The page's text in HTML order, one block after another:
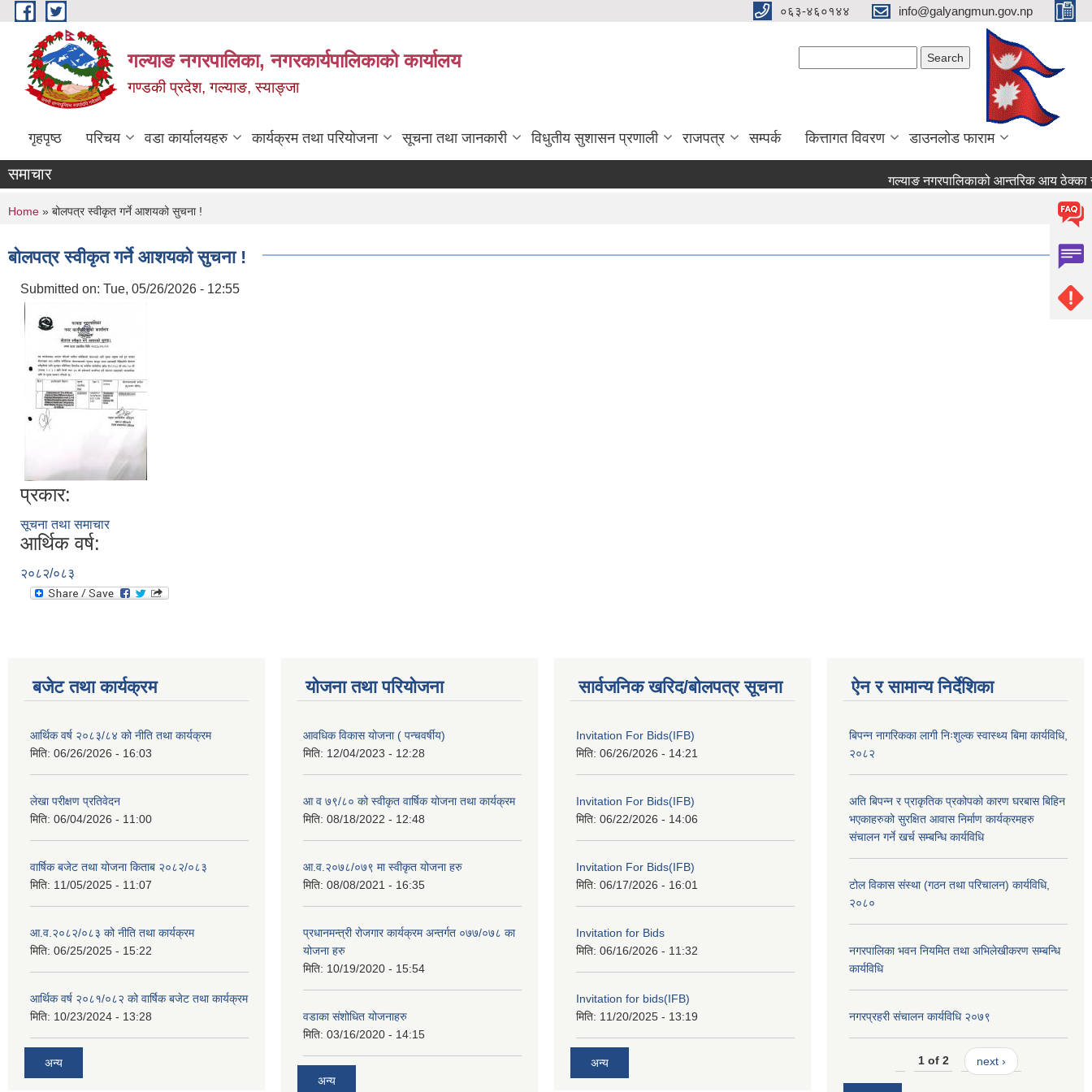
Skip to main content ०६३-४६०१४४ info@galyangmun.gov.np
गल्याङ नगरपालिका, नगरकार्यपालिकाको कार्यालय
गण्डकी प्रदेश, गल्याङ, स्याङ्जा
गृहपृष्ठ परिचय वडा कार्यालयहरु कार्यक्रम तथा परियोजना सूचना तथा जानकारी विधुतीय सुशासन प्रणाली राजपत्र सम्पर्क कित्तागत विवरण डाउनलोड फाराम
समाचार गल्याङ नगरपालिकाको आन्तरिक आय ठेक्का
You are here
Home » बोलपत्र स्वीकृत गर्ने आशयको सुचना !
बोलपत्र स्वीकृत गर्ने आशयको सुचना !
Submitted on: Tue, 05/26/2026 - 12:55
प्रकार:
सूचना तथा समाचार
आर्थिक वर्ष:
२०८२/०८३
बजेट तथा कार्यक्रम
आर्थिक वर्ष २०८३/८४ को नीति तथा कार्यक्रम
मिति: 06/26/2026 - 16:03
लेखा परीक्षण प्रतिवेदन
मिति: 06/04/2026 - 11:00
वार्षिक बजेट तथा योजना किताब २०८२/०८३
मिति: 11/05/2025 - 11:07
आ.व.२०८२/०८३ को नीति तथा कार्यक्रम
मिति: 06/25/2025 - 15:22
आर्थिक वर्ष २०८१/०८२ को वार्षिक बजेट तथा कार्यक्रम
मिति: 10/23/2024 - 13:28
अन्य
योजना तथा परियोजना
आवधिक विकास योजना ( पन्चवर्षीय)
मिति: 12/04/2023 - 12:28
आ व ७९/८० को स्वीकृत वार्षिक योजना तथा कार्यक्रम
मिति: 08/18/2022 - 12:48
आ.व.२०७८/०७९ मा स्वीकृत योजना हरु
मिति: 08/08/2021 - 16:35
प्रधानमन्त्री रोजगार कार्यक्रम अन्तर्गत ०७७/०७८ का
योजना हरु
मिति: 10/19/2020 - 15:54
वडाका संशोधित योजनाहरु
मिति: 03/16/2020 - 14:15
अन्य
सार्वजनिक खरिद/बोलपत्र सूचना
Invitation For Bids(IFB)
मिति: 06/26/2026 - 14:21
Invitation For Bids(IFB)
मिति: 06/22/2026 - 14:06
Invitation For Bids(IFB)
मिति: 06/17/2026 - 16:01
Invitation for Bids
मिति: 06/16/2026 - 11:32
Invitation for bids(IFB)
मिति: 11/20/2025 - 13:19
अन्य
ऐन र सामान्य निर्देशिका
बिपन्न नागरिकका लागी निःशुल्क स्वास्थ्य बिमा कार्यविधि,
२०८२
अति बिपन्न र प्राकृतिक प्रकोपको कारण घरबास बिहिन
भएकाहरुको सुरक्षित आवास निर्माण कार्यक्रमहरु
संचालन गर्ने खर्च सम्बन्धि कार्यविधि
टोल विकास संस्था (गठन तथा परिचालन) कार्यविधि,
२०८०
नगरपालिका भवन नियमित तथा अभिलेखीकरण सम्बन्धि
कार्यविधि
नगरप्रहरी संचालन कार्यविधि २०७९
1 of 2 next ›